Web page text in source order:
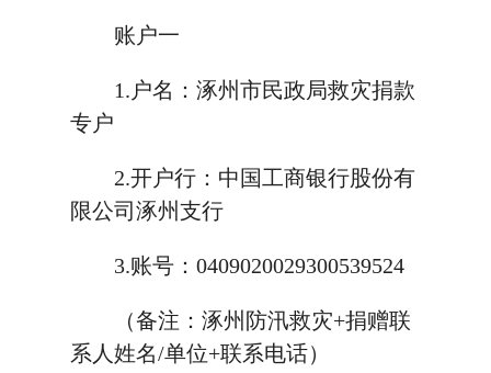
账户一
1.户名：涿州市民政局救灾捐款
专户
2.开户行：中国工商银行股份有
限公司涿州支行
3.账号：0409020029300539524
（备注：涿州防汛救灾+捐赠联
系人姓名/单位+联系电话）